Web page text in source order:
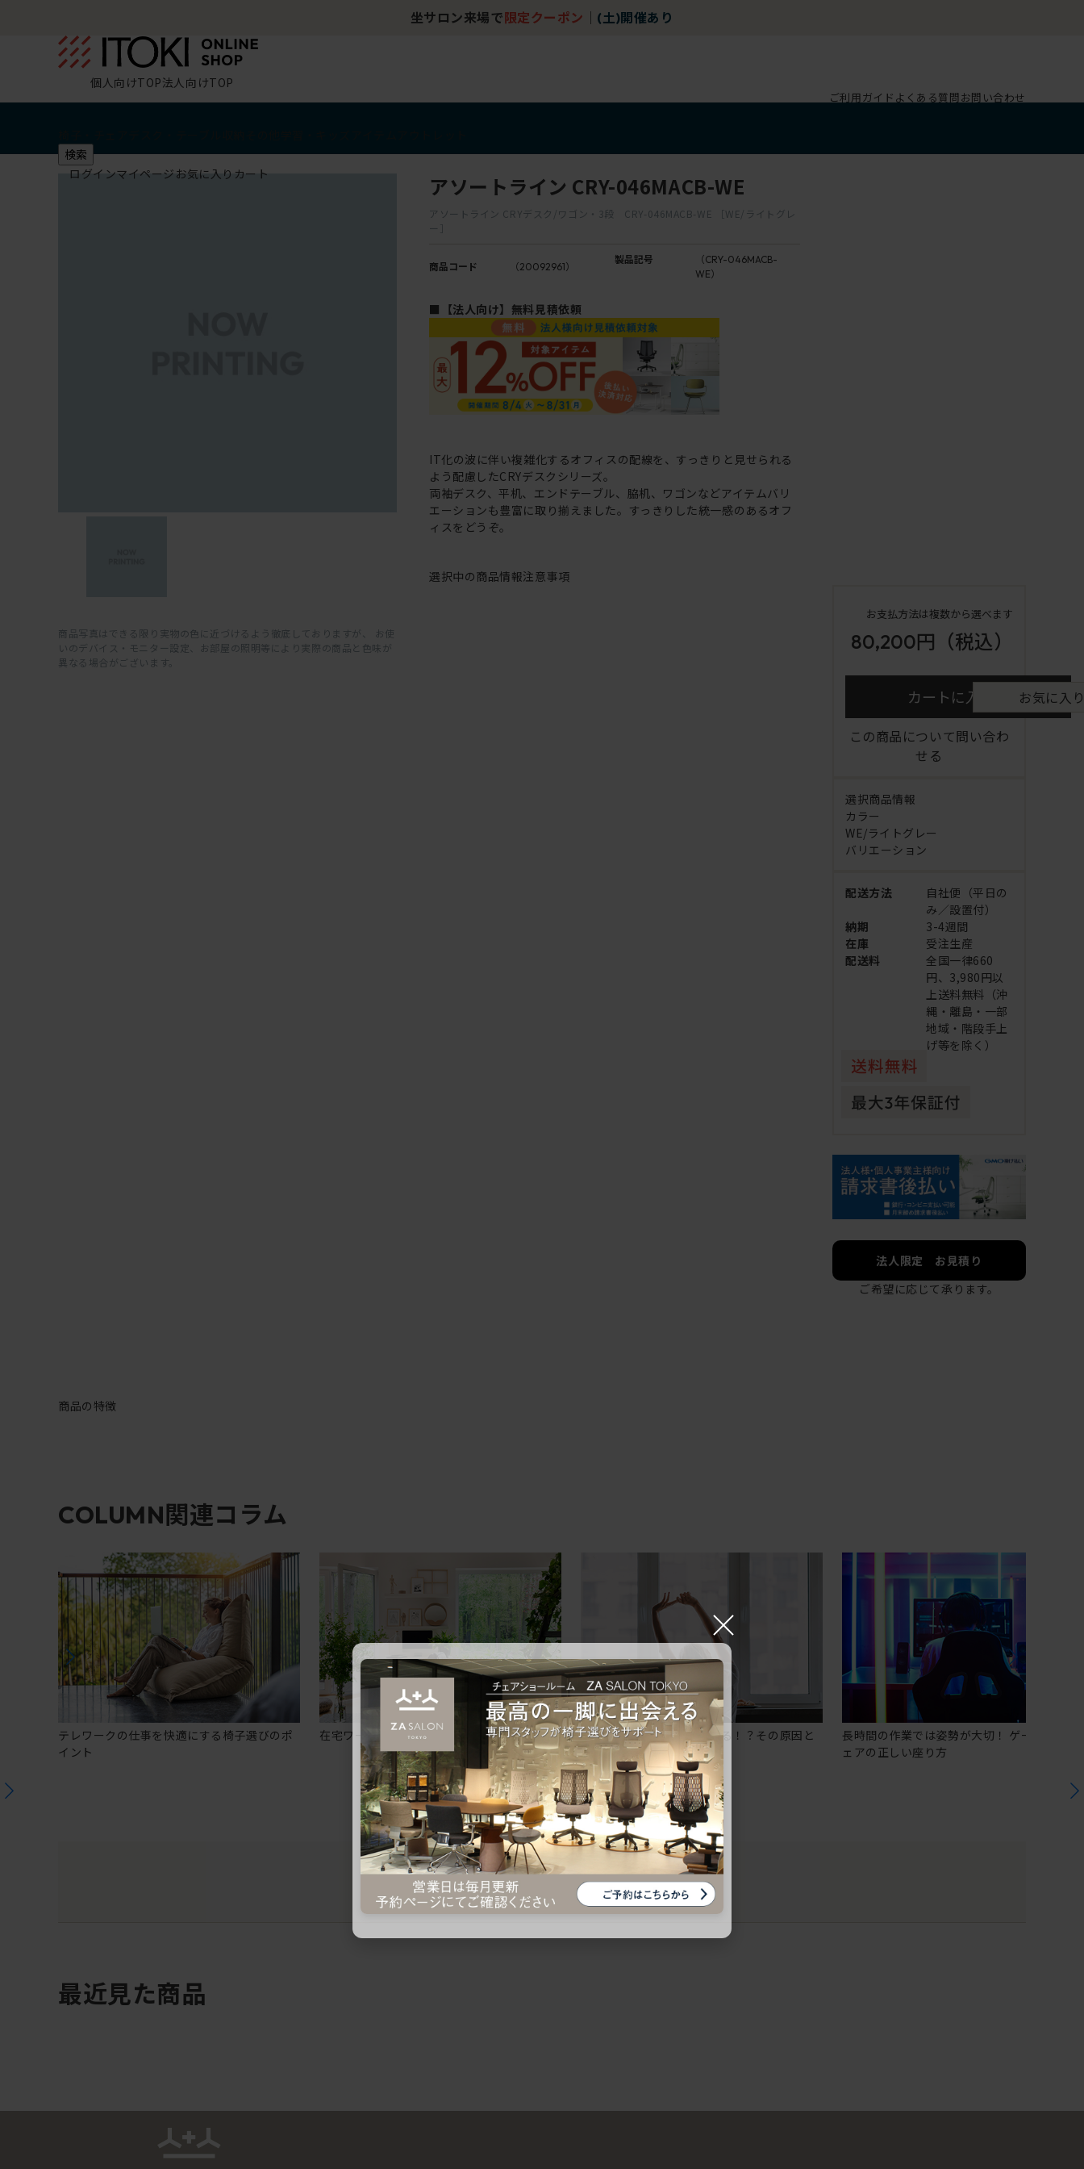
坐サロン来場で 限定クーポン (土)開催あり
個人向けTOP法人向けTOP
ご利用ガイド よくある質問お問い合わせ
検索
ログインマイページ お気に入り カート
商品写真はできる限り実物の色に近づけるよう徹底しておりますが、 お使
いのデバイス・モニター設定、お部屋の照明等により実際の商品と色味が
異なる場合がございます。
アソートライン CRY-046MACB-WE
アソートライン CRYデスク/ワゴン・3段 CRY-046MACB-WE ［WE/ライトグレ
ー］
商品コード （20092961）
製品記号
（CRY-046MACB-
WE）
■【法人向け】無料見積依頼
IT化の波に伴い複雑化するオフィスの配線を、すっきりと見せられる
よう配慮したCRYデスクシリーズ。
両袖デスク、平机、エンドテーブル、脇机、ワゴンなどアイテムバリ
エーションも豊富に取り揃えました。すっきりした統一感のあるオフ
ィスをどうぞ。
選択中の商品情報注意事項
お支払方法は複数から選べます
80,200円 （税込）
カートに入れる お気に入
この商品について問い合わ
せる
選択商品情報
カラー
WE/ライトグレー
バリエーション
配送方法
自社便（平日の
み／設置付）
納期
3-4週間
在庫
受注生産
配送料
全国一律660
円、3,980円以
上送料無料（沖
縄・離島・一部
地域・階段手上
げ等を除く）
法人限定 お見積り
ご希望に応じて承ります。
商品の特徴
COLUMN関連コラム
テレワークの仕事を快適にする椅子選びのポ
イント
在宅ワークにおすすめのオフィスチェア5選
椅子に座っているのに疲れる！？その原因と
疲れにくいチェアの選び方
長時間の作業では姿勢が大切！ ゲーミングチ
ェアの正しい座り方
最近見た商品
×